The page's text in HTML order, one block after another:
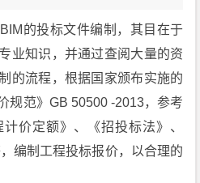
的投标文件编制，其目在于
业知识，并通过查阅大量的资
的流程，根据国家颁布实施的
规范》GB 50500 -2013，参考
价定额》、《招投标法》、
编制工程投标报价，以合理的